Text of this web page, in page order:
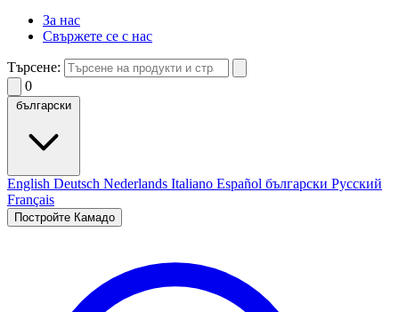
За нас
Свържете се с нас
Търсене:
0
български
English Deutsch Nederlands Italiano Español български Русский
Français
Постройте Камадо